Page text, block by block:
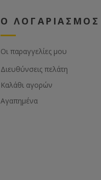
Ο
Οι παραγγελίες μου
Διευθύνσεις πελάτη
Καλάθι αγορών
Αγαπημένα